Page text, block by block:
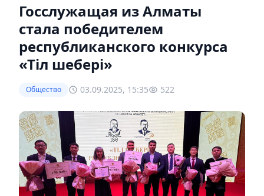
Госслужащая из Алматы
стала победителем
республиканского конкурса
«Тіл шебері»
Общество 03.09.2025, 15:35 522